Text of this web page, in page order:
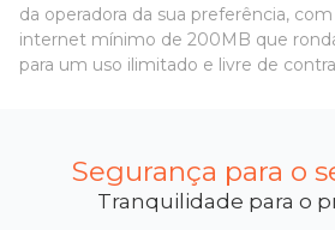
da operadora da sua preferência,
internet mínimo de 200MB que
para um uso ilimitado e livre de
Segurança para o
Tranquilidade para o